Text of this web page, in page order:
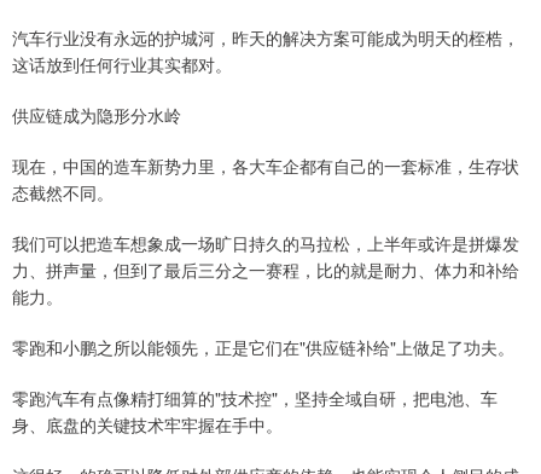
汽车行业没有永远的护城河，昨天的解决方案可能成为明天的桎梏，
这话放到任何行业其实都对。
供应链成为隐形分水岭
现在，中国的造车新势力里，各大车企都有自己的一套标准，生存状
态截然不同。
我们可以把造车想象成一场旷日持久的马拉松，上半年或许是拼爆发
力、拼声量，但到了最后三分之一赛程，比的就是耐力、体力和补给
能力。
零跑和小鹏之所以能领先，正是它们在"供应链补给"上做足了功夫。
零跑汽车有点像精打细算的"技术控"，坚持全域自研，把电池、车
身、底盘的关键技术牢牢握在手中。